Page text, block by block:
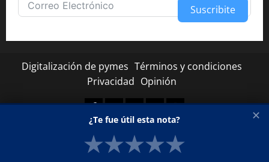
Suscribite
Digitalización de pymes Términos y condiciones
Privacidad Opinión
Facebook
TwitterLinkedinYoutubeInstagram
Copyright © Todos los derechos reservados.
MoreNews
por AF themes.
✕
¿Te fue útil esta nota?
★★★★★